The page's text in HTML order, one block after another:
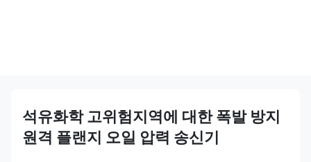
석유화학 고위험지역에 대한 폭발 방지
원격 플랜지 오일 압력 송신기